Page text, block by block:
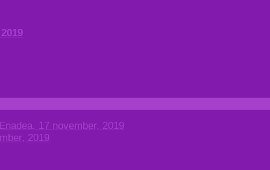
17 november, 2019
2019